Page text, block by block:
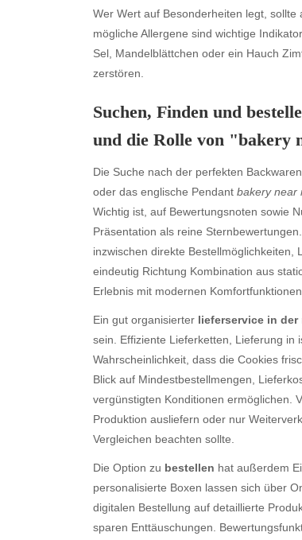
Wer Wert auf Besonderheiten legt,
mögliche Allergene sind wichtige
Sel, Mandelblättchen oder ein Hauch
zerstören.
Suchen, Finden und
und die Rolle von "bakery
Die Suche nach der perfekten
oder das englische Pendant bakery near
Wichtig ist, auf Bewertungsnoten sowie
Präsentation als reine
inzwischen direkte
eindeutig Richtung Kombination aus
Erlebnis mit modernen
Ein gut organisierter lieferservice in der
sein. Effiziente Lieferketten, Lieferung in
Wahrscheinlichkeit, dass die Cookies
Blick auf Mindestbestellmengen,
vergünstigten Konditionen ermöglichen.
Produktion ausliefern oder nur
Vergleichen beachten sollte.
Die Option zu bestellen hat außerdem
personalisierte Boxen lassen sich über
digitalen Bestellung auf detaillierte
sparen Enttäuschungen.